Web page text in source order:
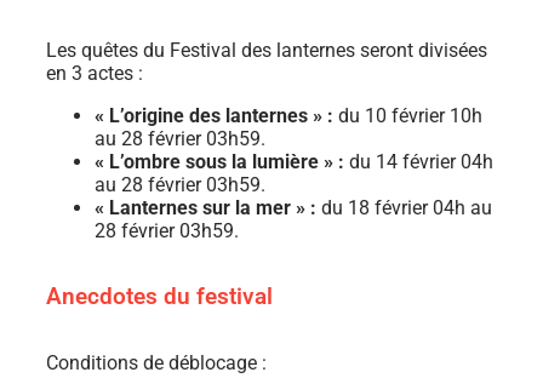
Les quêtes du Festival des lanternes seront divisées
en 3 actes :
« L’origine des lanternes » : du 10 février 10h
au 28 février 03h59.
« L’ombre sous la lumière » : du 14 février 04h
au 28 février 03h59.
« Lanternes sur la mer » : du 18 février 04h au
28 février 03h59.
Anecdotes du festival
Conditions de déblocage :